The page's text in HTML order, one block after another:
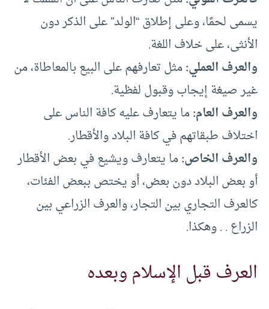
يسمى لحمًا، وعلى إطلاق “الولد” على الذكر دون
الأنثى، على خلاف اللغة.
والعرف العملي:مثل تعارفهم على البيع بالمعاطاة، من
غير صيغة إيجاب وقبول لفظية.
والعرف العام:ما يتعارف عليه كافة الناس على
اختلاف طبقاتهم في كافة البلاد والأقطار.
والعرف الخاص:ما يتعارف ويشيع في بعض الأقطار
أو بعض البلاد دون بعض، أو يختص ببعض الفئات،
كالعرف التجاري بين التجار، والعرف الزراعي بين
الزراع . . وهكذا.
العرف قبل الإسلام وبعده